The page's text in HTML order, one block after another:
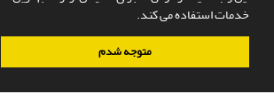
خدمات استفاده می کند.
متوجه شدم
سامانه مدیریت نشریات علمی.طراحی و پیاده سازی از